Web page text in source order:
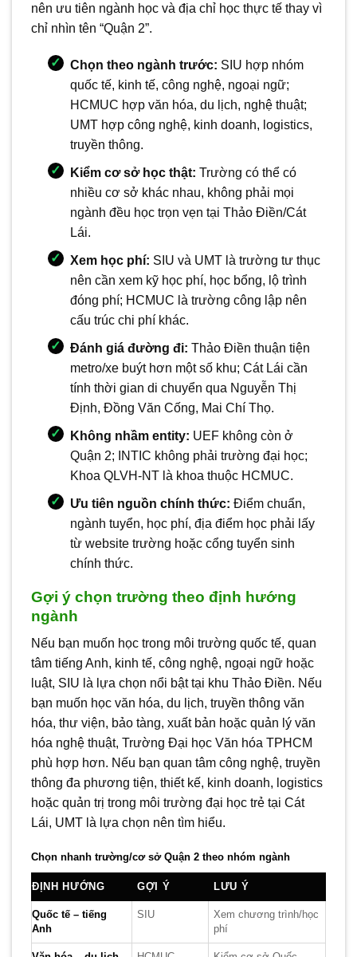
nên ưu tiên ngành học và địa chỉ học thực tế thay vì
chỉ nhìn tên “Quận 2”.
Chọn theo ngành trước: SIU hợp nhóm
quốc tế, kinh tế, công nghệ, ngoại ngữ;
HCMUC hợp văn hóa, du lịch, nghệ thuật;
UMT hợp công nghệ, kinh doanh, logistics,
truyền thông.
Kiểm cơ sở học thật: Trường có thể có
nhiều cơ sở khác nhau, không phải mọi
ngành đều học trọn vẹn tại Thảo Điền/Cát
Lái.
Xem học phí: SIU và UMT là trường tư thục
nên cần xem kỹ học phí, học bổng, lộ trình
đóng phí; HCMUC là trường công lập nên
cấu trúc chi phí khác.
Đánh giá đường đi: Thảo Điền thuận tiện
metro/xe buýt hơn một số khu; Cát Lái cần
tính thời gian di chuyển qua Nguyễn Thị
Định, Đồng Văn Cống, Mai Chí Thọ.
Không nhầm entity: UEF không còn ở
Quận 2; INTIC không phải trường đại học;
Khoa QLVH-NT là khoa thuộc HCMUC.
Ưu tiên nguồn chính thức: Điểm chuẩn,
ngành tuyển, học phí, địa điểm học phải lấy
từ website trường hoặc cổng tuyển sinh
chính thức.
Gợi ý chọn trường theo định hướng
ngành
Nếu bạn muốn học trong môi trường quốc tế, quan
tâm tiếng Anh, kinh tế, công nghệ, ngoại ngữ hoặc
luật, SIU là lựa chọn nổi bật tại khu Thảo Điền. Nếu
bạn muốn học văn hóa, du lịch, truyền thông văn
hóa, thư viện, bảo tàng, xuất bản hoặc quản lý văn
hóa nghệ thuật, Trường Đại học Văn hóa TPHCM
phù hợp hơn. Nếu bạn quan tâm công nghệ, truyền
thông đa phương tiện, thiết kế, kinh doanh, logistics
hoặc quản trị trong môi trường đại học trẻ tại Cát
Lái, UMT là lựa chọn nên tìm hiểu.
Chọn nhanh trường/cơ sở Quận 2 theo nhóm ngành
ĐỊNH HƯỚNG GỢI Ý LƯU Ý
Quốc tế – tiếng
Anh
SIU
Xem chương trình/học
phí